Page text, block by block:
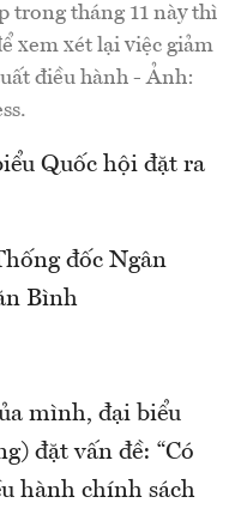
trong tháng 11 này thì
xem xét lại việc giảm
điều hành - Ảnh:
Quốc hội đặt ra
đốc Ngân
Bình
mình, đại biểu
đặt vấn đề: “Có
hành chính sách